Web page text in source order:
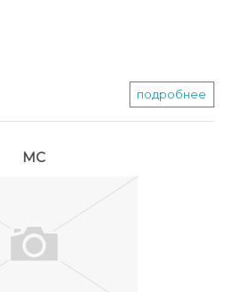
подробнее
МС